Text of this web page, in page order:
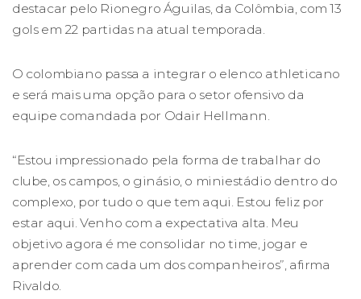
destacar pelo Rionegro Águilas, da Colômbia, com 13
gols em 22 partidas na atual temporada.
O colombiano passa a integrar o elenco athleticano
e será mais uma opção para o setor ofensivo da
equipe comandada por Odair Hellmann.
“Estou impressionado pela forma de trabalhar do
clube, os campos, o ginásio, o miniestádio dentro do
complexo, por tudo o que tem aqui. Estou feliz por
estar aqui. Venho com a expectativa alta. Meu
objetivo agora é me consolidar no time, jogar e
aprender com cada um dos companheiros”, afirma
Rivaldo.